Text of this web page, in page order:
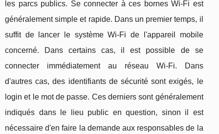
les parcs publics. Se connecter à ces bornes Wi-Fi est
généralement simple et rapide. Dans un premier temps, il
suffit de lancer le système Wi-Fi de l'appareil mobile
concerné. Dans certains cas, il est possible de se
connecter immédiatement au réseau Wi-Fi. Dans
d'autres cas, des identifiants de sécurité sont exigés, le
login et le mot de passe. Ces derniers sont généralement
indiqués dans le lieu public en question, sinon il est
nécessaire d'en faire la demande aux responsables de la